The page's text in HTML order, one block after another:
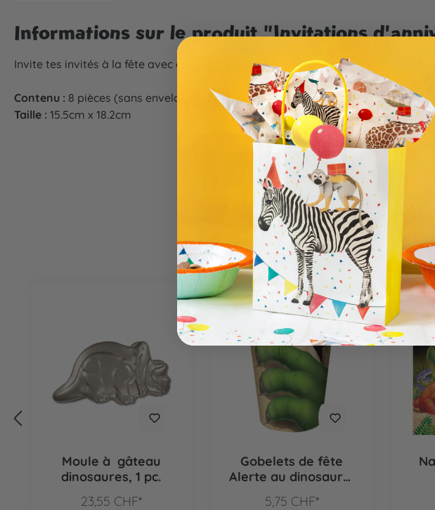
Informations sur le produit "Invitations
Invite tes invités à la fête avec ces superbes invitations d'anniversaire !
Contenu : 8 pièces (sans enveloppes)
Taille : 15.5cm x 18.2cm
Ignorer la galerie de produits
Moule à gâteau
dinosaures, 1 pc.
23,55 CHF*
Gobelets de fête
Alerte au dinosaure,
5,75 CHF*